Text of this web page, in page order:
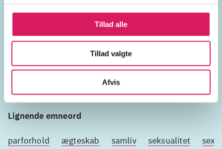
Tillad alle
Tillad valgte
Afvis
Lignende emneord
parforhold ægteskab samliv seksualitet sex